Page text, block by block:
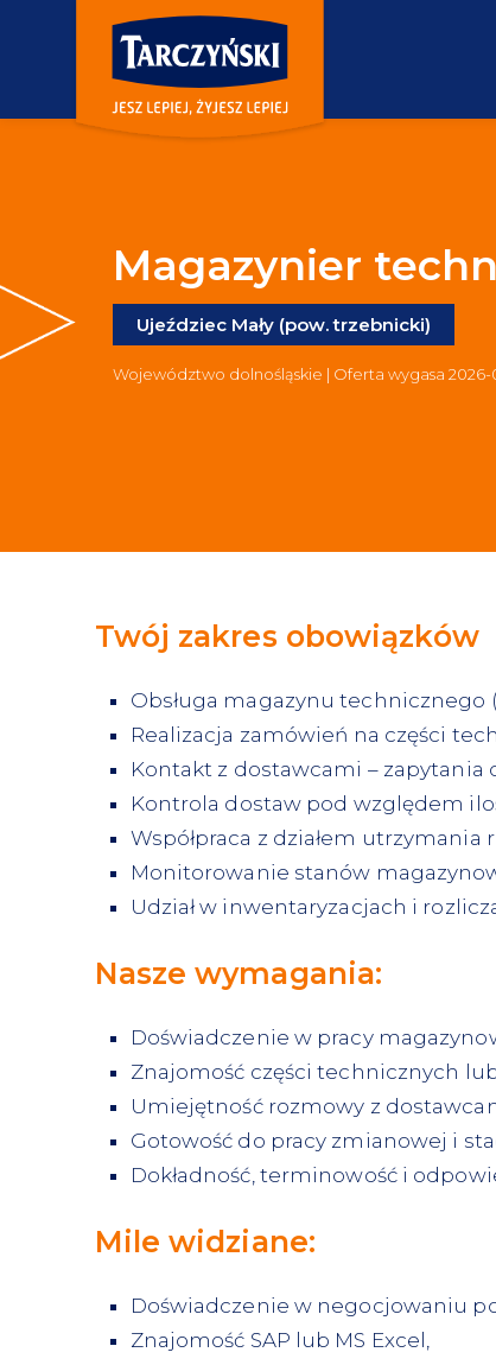
Magazynier
Ujeździec Mały (pow. trzebnicki)
Województwo dolnośląskie | Oferta wygasa
Twój zakres obowiązków
Obsługa magazynu technicznego
Realizacja zamówień na części
Kontakt z dostawcami –
Kontrola dostaw pod względem
Współpraca z działem utrzymania
Monitorowanie stanów
Udział w inwentaryzacjach i
Nasze wymagania:
Doświadczenie w pracy
Znajomość części technicznych
Umiejętność rozmowy z
Gotowość do pracy zmianowej i
Dokładność, terminowość i
Mile widziane:
Doświadczenie w negocjowaniu
Znajomość SAP lub MS Excel,